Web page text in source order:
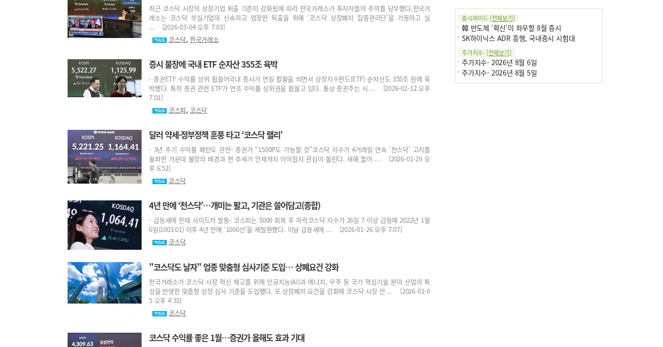
최근 코스닥 시장의 상장기업 퇴출 기준이 강화됨에 따라 한국거래소가 투자자들의 주의를 당부했다.한국거
래소는 코스닥 부실기업의 신속하고 엄정한 퇴출을 위해 ‘코스닥 상장폐지 집중관리단’을 가동하고 실
... [2026-03-04 오후 7:03]
코스닥, 한국거래소
증시 불장에 국내 ETF 순자산 355조 육박
- 증권ETF 수익률 상위 휩쓸어국내 증시가 연일 활황을 띄면서 상장지수펀드(ETF) 순자산도 355조 원에 육
박했다. 특히 증권 관련 ETF가 연초 수익률 상위권을 휩쓸고 있다. 통상 증권주는 시 ... [2026-02-12 오후
7:01]
코스피, 코스닥
달러 약세·정부정책 훈풍 타고 ‘코스닥 랠리’
- 3년 주기 수익률 패턴도 관전- 증권가 “1500P도 가능할 것”코스닥 지수가 4거래일 연속 ‘천스닥’ 고지를
돌파한 가운데 불장의 배경과 현 추세가 언제까지 이어질지 관심이 쏠린다. 새해 들어 ... [2026-01-29 오
후 6:52]
코스닥
4년 만에 ‘천스닥’…개미는 팔고, 기관은 쓸어담고(종합)
- 급등세에 한때 사이드카 발동- 코스피는 5000 회복 후 하락코스닥 지수가 26일 7 이상 급등해 2022년 1월
6일(1003.01) 이후 4년 만에 ‘1000선’을 재탈환했다. 이날 급등세에 ... [2026-01-26 오후 7:07]
코스닥
"코스닥도 날자" 업종 맞춤형 심사기준 도입… 상폐요건 강화
한국거래소가 코스닥 시장 혁신 제고를 위해 인공지능(AI)과 에너지, 우주 등 국가 핵심기술 분야 산업의 특
성을 반영한 맞춤형 상장 심사 기준을 도입했다. 또 상장폐지 요건을 강화해 코스닥 시장 안 ... [2026-01-0
5 오후 4:33]
코스닥
코스닥 수익률 좋은 1월…증권가 올해도 효과 기대
증시와이드 [전체보기]
韓 반도체 ‘확신’이 좌우할 8월 증시
SK하이닉스 ADR 흥행, 국내증시 시험대
주가지수- [전체보기]
주가지수- 2026년 8월 6일
주가지수- 2026년 8월 5일